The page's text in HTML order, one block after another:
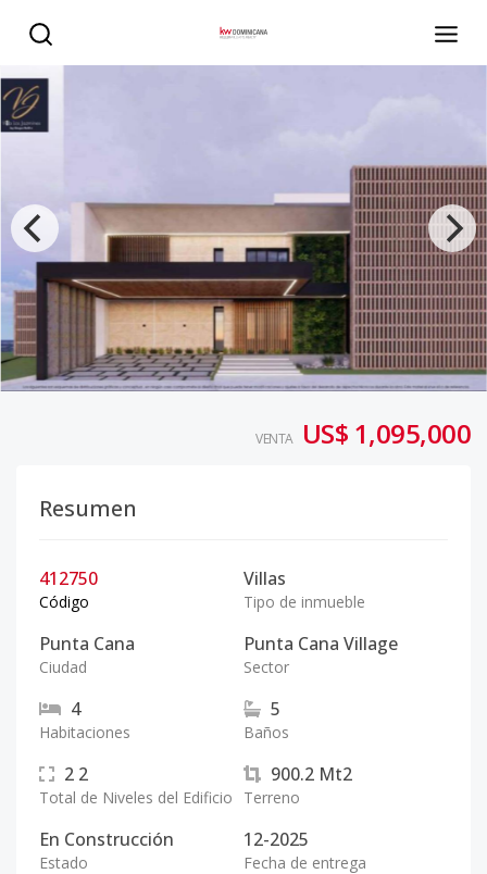
VENTA US$ 1,095,000
Resumen
412750
Código
Villas
Tipo de inmueble
Punta Cana
Ciudad
Punta Cana Village
Sector
4
Habitaciones
5
Baños
2 2
Total de Niveles del Edificio
900.2 Mt2
Terreno
En Construcción
Estado
12-2025
Fecha de entrega